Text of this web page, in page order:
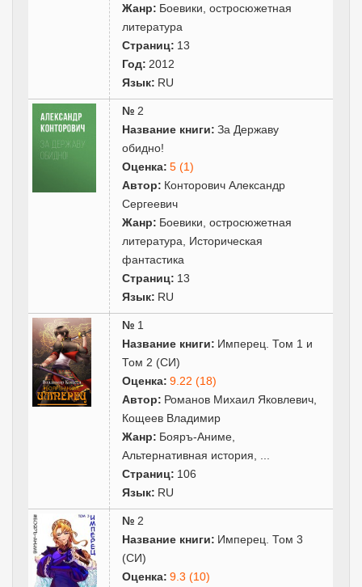
Жанр: Боевики, остросюжетная
литература
Страниц: 13
Год: 2012
Язык: RU
№ 2
Название книги: За Державу
обидно!
Оценка: 5 (1)
Автор: Конторович Александр
Сергеевич
Жанр: Боевики, остросюжетная
литература
Историческая
фантастика
Страниц: 13
Язык: RU
№ 1
Название книги: Имперец. Том 1 и
Том 2 (СИ)
Оценка: 9.22 (18)
Автор: Романов Михаил Яковлевич
Кощеев Владимир
Жанр: Бояръ-Аниме
Альтернативная история
Страниц: 106
Язык: RU
№ 2
Название книги: Имперец. Том 3
(СИ)
Оценка: 9.3 (10)